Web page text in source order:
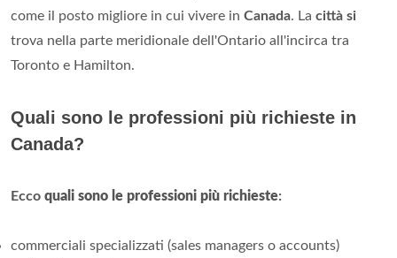
come il posto migliore in cui vivere in Canada. La città si
trova nella parte meridionale dell'Ontario all'incirca tra
Toronto e Hamilton.
Quali sono le professioni più richieste in
Canada?
Ecco quali sono le professioni più richieste:
commerciali specializzati (sales managers o accounts)